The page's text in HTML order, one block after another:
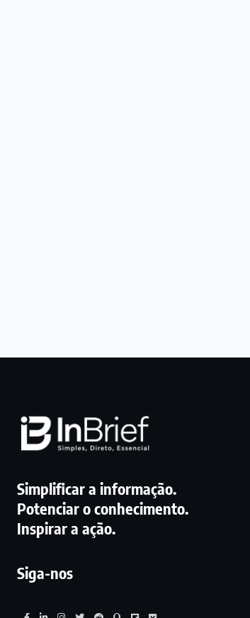
Simplificar a informação.
Potenciar o conhecimento.
Inspirar a ação.
Siga-nos